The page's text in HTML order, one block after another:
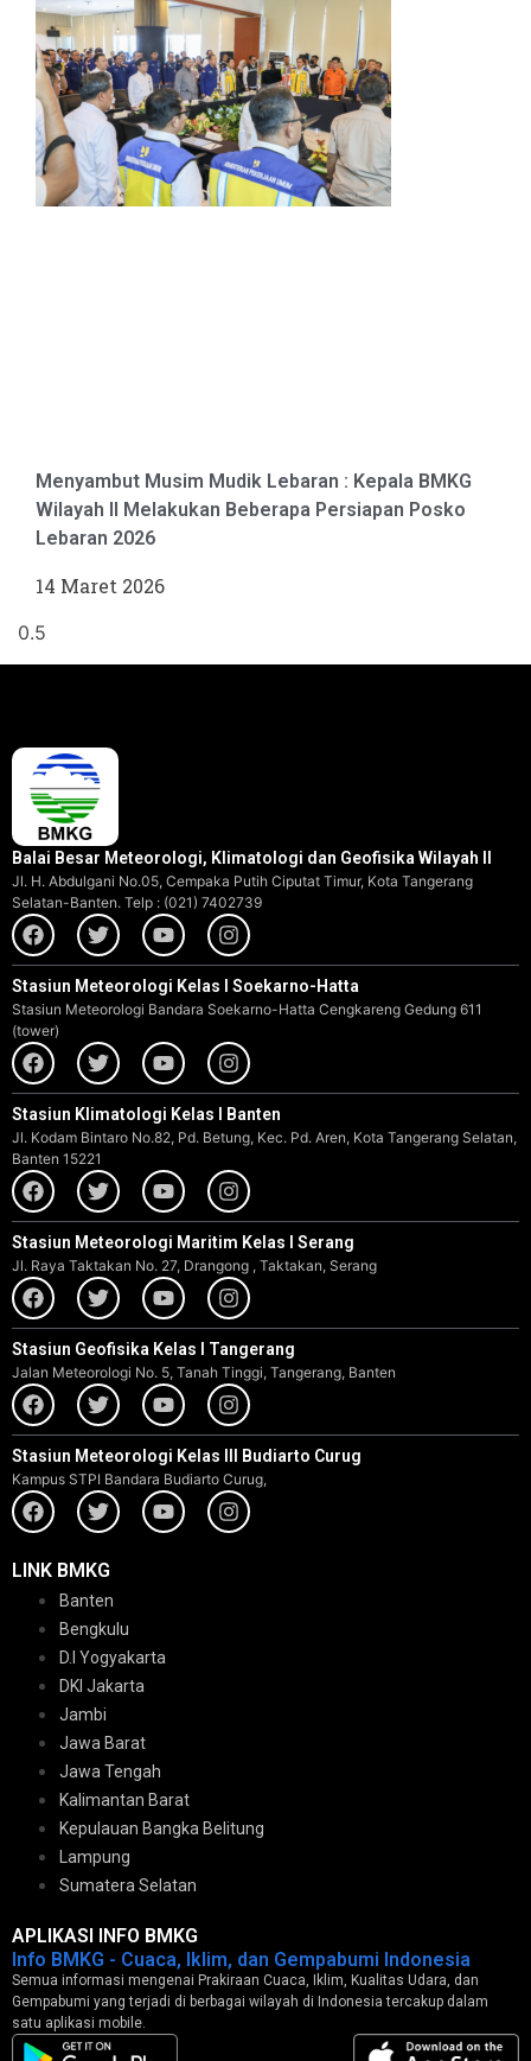
Menyambut Musim Mudik Lebaran : Kepala BMKG
Wilayah II Melakukan Beberapa Persiapan Posko
Lebaran 2026
14 Maret 2026
Balai Besar Meteorologi, Klimatologi dan Geofisika Wilayah II
Jl. H. Abdulgani No.05, Cempaka Putih Ciputat Timur, Kota Tangerang
Selatan-Banten. Telp : (021) 7402739
Stasiun Meteorologi Kelas I Soekarno-Hatta
Stasiun Meteorologi Bandara Soekarno-Hatta Cengkareng Gedung 611
(tower)
Stasiun Klimatologi Kelas I Banten
Jl. Kodam Bintaro No.82, Pd. Betung, Kec. Pd. Aren, Kota Tangerang Selatan,
Banten 15221
Stasiun Meteorologi Maritim Kelas I Serang
Jl. Raya Taktakan No. 27, Drangong , Taktakan, Serang
Stasiun Geofisika Kelas I Tangerang
Jalan Meteorologi No. 5, Tanah Tinggi, Tangerang, Banten
Stasiun Meteorologi Kelas III Budiarto Curug
Kampus STPI Bandara Budiarto Curug,
LINK BMKG
Banten
Bengkulu
D.I Yogyakarta
DKI Jakarta
Jambi
Jawa Barat
Jawa Tengah
Kalimantan Barat
Kepulauan Bangka Belitung
Lampung
Sumatera Selatan
APLIKASI INFO BMKG
Info BMKG - Cuaca, Iklim, dan Gempabumi Indonesia
Semua informasi mengenai Prakiraan Cuaca, Iklim, Kualitas Udara, dan
Gempabumi yang terjadi di berbagai wilayah di Indonesia tercakup dalam
satu aplikasi mobile.